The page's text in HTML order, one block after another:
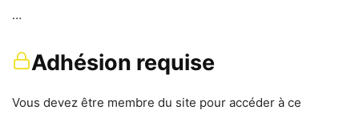
…
Adhésion requise
Vous devez être membre du site pour accéder à ce